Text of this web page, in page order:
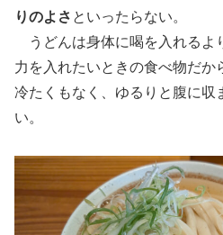
りのよさ といったらない。
うどんは身体に喝を入れるよ
力を入れたいときの食べ物だか
冷たくもなく、ゆるりと腹に収
い。